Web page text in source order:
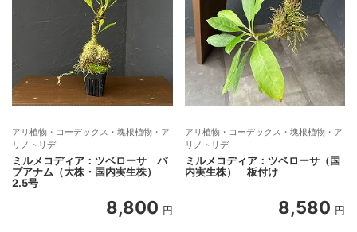
アリ植物・コーデックス・塊根植物・ア
リノトリデ
ミルメコディア：ツベローサ パ
プアナム（大株・国内実生株）
2.5号
8,800 円
アリ植物・コーデックス・塊根植物・ア
リノトリデ
ミルメコディア：ツベローサ（国
内実生株） 板付け
8,580 円